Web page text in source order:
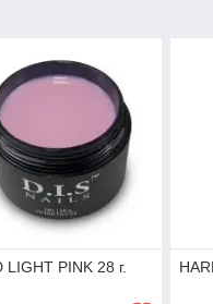
LIGHT PINK 28 г.